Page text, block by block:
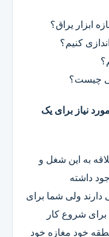
نیاز برای یک
به این شغل و
داشته
دارند ولی شما برای
برای شروع کار
خود مغازه خود